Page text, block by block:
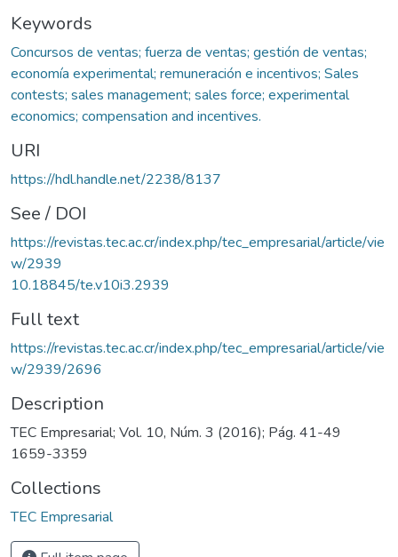
Keywords
Concursos de ventas; fuerza de ventas; gestión de ventas;
economía experimental; remuneración e incentivos; Sales
contests; sales management; sales force; experimental
economics; compensation and incentives.
URI
https://hdl.handle.net/2238/8137
See / DOI
https://revistas.tec.ac.cr/index.php/tec_empresarial/article/vie
w/2939
10.18845/te.v10i3.2939
Full text
https://revistas.tec.ac.cr/index.php/tec_empresarial/article/vie
w/2939/2696
Description
TEC Empresarial; Vol. 10, Núm. 3 (2016); Pág. 41-49
1659-3359
Collections
TEC Empresarial